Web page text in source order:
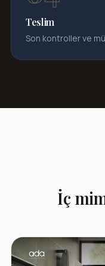
Teslim
Son kontroller ve
İç